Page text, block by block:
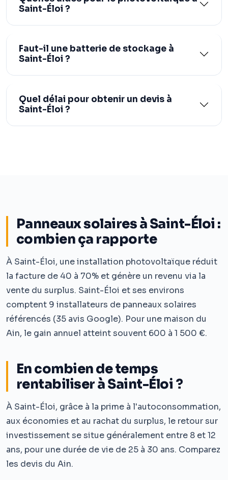
Panneaux solaires à Saint-Éloi :
combien ça rapporte
À Saint-Éloi, une installation photovoltaïque réduit
la facture de 40 à 70% et génère un revenu via la
vente du surplus. Saint-Éloi et ses environs
comptent 9 installateurs de panneaux solaires
référencés (35 avis Google). Pour une maison du
Ain, le gain annuel atteint souvent 600 à 1 500 €.
En combien de temps
rentabiliser à Saint-Éloi ?
À Saint-Éloi, grâce à la prime à l'autoconsommation,
aux économies et au rachat du surplus, le retour sur
investissement se situe généralement entre 8 et 12
ans, pour une durée de vie de 25 à 30 ans. Comparez
les devis du Ain.
Saint-Éloi ?
Faut-il une batterie de stockage à
Saint-Éloi ?
Quel délai pour obtenir un devis à
Saint-Éloi ?